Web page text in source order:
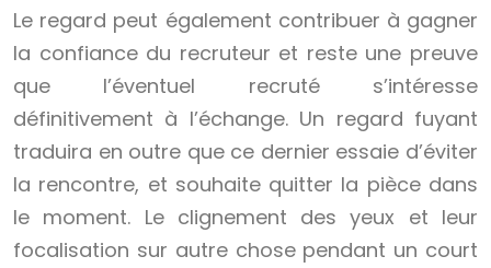
Le regard peut également contribuer à gagner
la confiance du recruteur et reste une preuve
que l’éventuel recruté s’intéresse
définitivement à l’échange. Un regard fuyant
traduira en outre que ce dernier essaie d’éviter
la rencontre, et souhaite quitter la pièce dans
le moment. Le clignement des yeux et leur
focalisation sur autre chose pendant un court